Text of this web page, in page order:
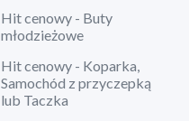
Hit cenowy - Buty
młodzieżowe
Hit cenowy - Koparka,
Samochód z przyczepką
lub Taczka